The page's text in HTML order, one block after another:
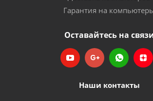
Гарантия на
Оставайтесь на
Наши контакты